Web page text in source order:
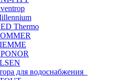
Thermo
для водоснабжения